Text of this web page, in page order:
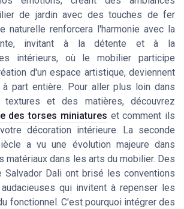
de jardin avec des touches de fer
naturelle renforcera l'harmonie avec la
invitant à la détente et à la
intérieurs, où le mobilier participe
d'un espace artistique, deviennent
part entière. Pour aller plus loin dans
textures et des matières, découvrez
des torses miniatures et comment ils
décoration intérieure. La seconde
a vu une évolution majeure dans
matériaux dans les arts du mobilier. Des
Salvador Dali ont brisé les conventions
qui invitent à repenser les
fonctionnel. C'est pourquoi intégrer des